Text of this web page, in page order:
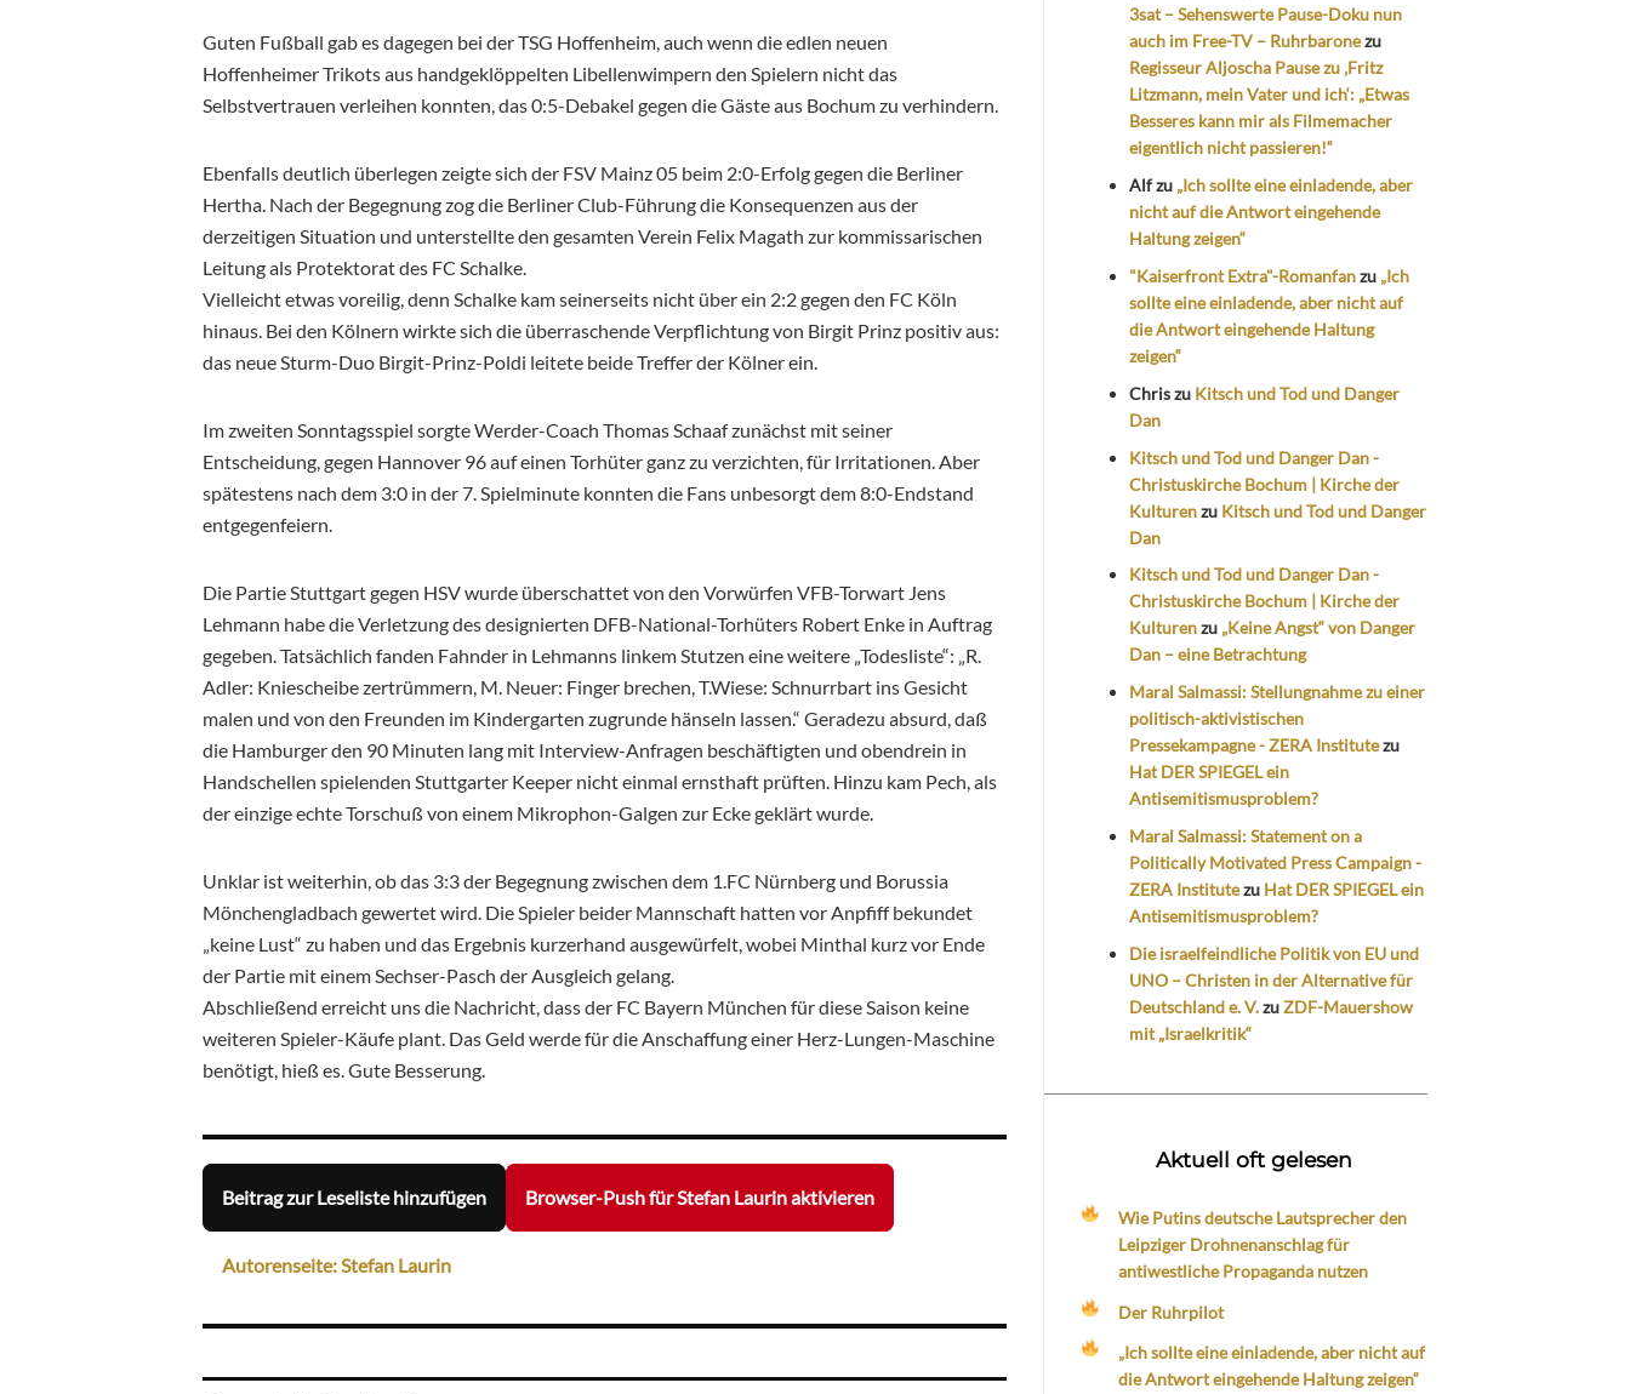
Guten Fußball gab es dagegen bei der TSG Hoffenheim, auch wenn die edlen neuen
Hoffenheimer Trikots aus handgeklöppelten Libellenwimpern den Spielern nicht das
Selbstvertrauen verleihen konnten, das 0:5-Debakel gegen die Gäste aus Bochum zu verhindern.
Ebenfalls deutlich überlegen zeigte sich der FSV Mainz 05 beim 2:0-Erfolg gegen die Berliner
Hertha. Nach der Begegnung zog die Berliner Club-Führung die Konsequenzen aus der
derzeitigen Situation und unterstellte den gesamten Verein Felix Magath zur kommissarischen
Leitung als Protektorat des FC Schalke.
Vielleicht etwas voreilig, denn Schalke kam seinerseits nicht über ein 2:2 gegen den FC Köln
hinaus. Bei den Kölnern wirkte sich die überraschende Verpflichtung von Birgit Prinz positiv aus:
das neue Sturm-Duo Birgit-Prinz-Poldi leitete beide Treffer der Kölner ein.
Im zweiten Sonntagsspiel sorgte Werder-Coach Thomas Schaaf zunächst mit seiner
Entscheidung, gegen Hannover 96 auf einen Torhüter ganz zu verzichten, für Irritationen. Aber
spätestens nach dem 3:0 in der 7. Spielminute konnten die Fans unbesorgt dem 8:0-Endstand
entgegenfeiern.
Die Partie Stuttgart gegen HSV wurde überschattet von den Vorwürfen VFB-Torwart Jens
Lehmann habe die Verletzung des designierten DFB-National-Torhüters Robert Enke in Auftrag
gegeben. Tatsächlich fanden Fahnder in Lehmanns linkem Stutzen eine weitere „Todesliste“: „R.
Adler: Kniescheibe zertrümmern, M. Neuer: Finger brechen, T.Wiese: Schnurrbart ins Gesicht
malen und von den Freunden im Kindergarten zugrunde hänseln lassen.“ Geradezu absurd, daß
die Hamburger den 90 Minuten lang mit Interview-Anfragen beschäftigten und obendrein in
Handschellen spielenden Stuttgarter Keeper nicht einmal ernsthaft prüften. Hinzu kam Pech, als
der einzige echte Torschuß von einem Mikrophon-Galgen zur Ecke geklärt wurde.
Unklar ist weiterhin, ob das 3:3 der Begegnung zwischen dem 1.FC Nürnberg und Borussia
Mönchengladbach gewertet wird. Die Spieler beider Mannschaft hatten vor Anpfiff bekundet
„keine Lust“ zu haben und das Ergebnis kurzerhand ausgewürfelt, wobei Minthal kurz vor Ende
der Partie mit einem Sechser-Pasch der Ausgleich gelang.
Abschließend erreicht uns die Nachricht, dass der FC Bayern München für diese Saison keine
weiteren Spieler-Käufe plant. Das Geld werde für die Anschaffung einer Herz-Lungen-Maschine
benötigt, hieß es. Gute Besserung.
Beitrag zur Leseliste hinzufügen Browser-Push für Stefan Laurin aktivieren
Autorenseite: Stefan Laurin
3sat – Sehenswerte Pause-Doku nun
auch im Free-TV – Ruhrbaronezu
Regisseur Aljoscha Pause zu ‚Fritz
Litzmann, mein Vater und ich‘: „Etwas
Besseres kann mir als Filmemacher
eigentlich nicht passieren!“
Alfzu „Ich sollte eine einladende, aber
nicht auf die Antwort eingehende
Haltung zeigen“
"Kaiserfront Extra"-Romanfanzu „Ich
sollte eine einladende, aber nicht auf
die Antwort eingehende Haltung
zeigen“
Chriszu Kitsch und Tod und Danger
Dan
Kitsch und Tod und Danger Dan -
Christuskirche Bochum | Kirche der
Kulturenzu Kitsch und Tod und Danger
Dan
Kitsch und Tod und Danger Dan -
Christuskirche Bochum | Kirche der
Kulturenzu „Keine Angst“ von Danger
Dan – eine Betrachtung
Maral Salmassi: Stellungnahme zu einer
politisch-aktivistischen
Pressekampagne - ZERA Institutezu
Hat DER SPIEGEL ein
Antisemitismusproblem?
Maral Salmassi: Statement on a
Politically Motivated Press Campaign -
ZERA Institutezu Hat DER SPIEGEL ein
Antisemitismusproblem?
Die israelfeindliche Politik von EU und
UNO – Christen in der Alternative für
Deutschland e. V.zuZDF-Mauershow
mit „Israelkritik“
Aktuell oft gelesen
Wie Putins deutsche Lautsprecher den
Leipziger Drohnenanschlag für
antiwestliche Propaganda nutzen
Der Ruhrpilot
„Ich sollte eine einladende, aber nicht auf
die Antwort eingehende Haltung zeigen“